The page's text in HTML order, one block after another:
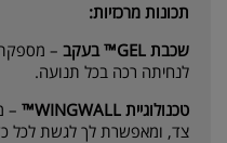
תכונות מרכזיות:
שכבת GEL™ בעקב
– מספקת
לנחיתה רכה בכל תנועה.
טכנולוגיית WINGWALL™
–
צד, ומאפשרת לך לגשת לכל